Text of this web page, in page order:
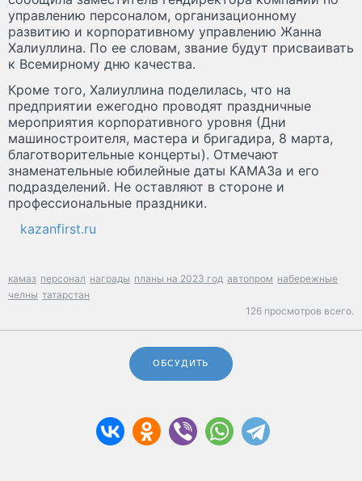
управлению персоналом, организационному
развитию и корпоративному управлению Жанна
Халиуллина. По ее словам, звание будут присваивать
к Всемирному дню качества.
Кроме того, Халиуллина поделилась, что на
предприятии ежегодно проводят праздничные
мероприятия корпоративного уровня (Дни
машиностроителя, мастера и бригадира, 8 марта,
благотворительные концерты). Отмечают
знаменательные юбилейные даты КАМАЗа и его
подразделений. Не оставляют в стороне и
профессиональные праздники.
kazanfirst.ru
камаз персонал награды планы на 2023 год автопром набережные
челны татарстан
126 просмотров всего.
ОБСУДИТЬ